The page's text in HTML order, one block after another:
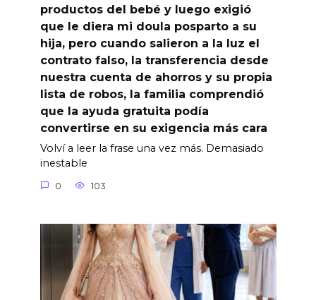
productos del bebé y luego exigió
que le diera mi doula posparto a su
hija, pero cuando salieron a la luz el
contrato falso, la transferencia desde
nuestra cuenta de ahorros y su propia
lista de robos, la familia comprendió
que la ayuda gratuita podía
convertirse en su exigencia más cara
Volví a leer la frase una vez más. Demasiado
inestable
0 103